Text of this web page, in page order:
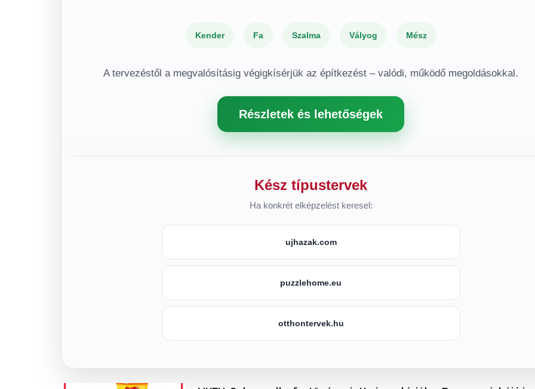
Kender Fa Szalma Vályog Mész
A tervezéstől a megvalósításig végigkísérjük az építkezést – valódi, működő megoldásokkal.
Részletek és lehetőségek
Kész típustervek
Ha konkrét elképzelést keresel:
ujhazak.com
puzzlehome.eu
otthontervek.hu